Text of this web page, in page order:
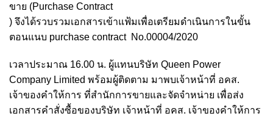
ขาย (Purchase Contract
) จึงได้รวบรวมเอกสารเข้าแฟ้มเพื่อเตรียมดำเนินการในขั้น
ตอนแนบ purchase contract No.00004/2020
เวลาประมาณ 16.00 น. ผู้แทนบริษัท Queen Power
Company Limited พร้อมผู้ติดตาม มาพบเจ้าหน้าที่ อคส.
เจ้าของคำให้การ ที่สำนักการขายและจัดจำหน่าย เพื่อส่ง
เอกสารคำสั่งซื้อของบริษัท เจ้าหน้าที่ อคส. เจ้าของคำให้การ